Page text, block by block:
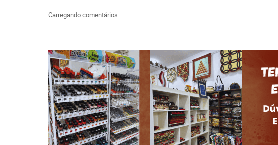
Carregando comentários ...